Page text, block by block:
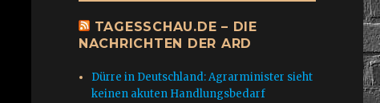
TAGESSCHAU.DE – DIE
NACHRICHTEN DER ARD
Dürre in Deutschland: Agrarminister sieht
keinen akuten Handlungsbedarf